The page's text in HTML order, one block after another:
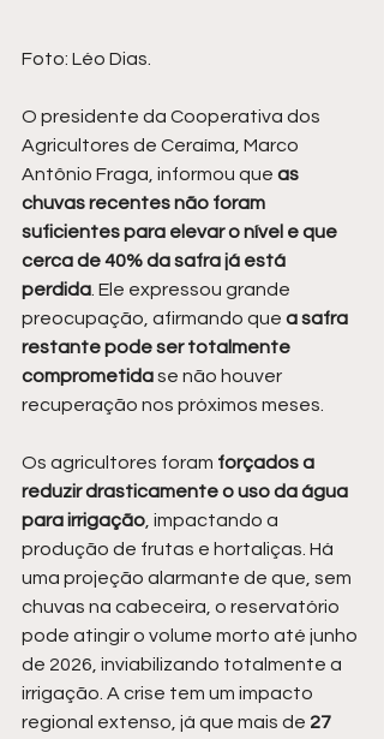
Foto: Léo Dias.
O presidente da Cooperativa dos
Agricultores de Ceraíma, Marco
Antônio Fraga, informou que as
chuvas recentes não foram
suficientes para elevar o nível e que
cerca de 40% da safra já está
perdida. Ele expressou grande
preocupação, afirmando que a safra
restante pode ser totalmente
comprometida se não houver
recuperação nos próximos meses.
Os agricultores foram forçados a
reduzir drasticamente o uso da água
para irrigação, impactando a
produção de frutas e hortaliças. Há
uma projeção alarmante de que, sem
chuvas na cabeceira, o reservatório
pode atingir o volume morto até junho
de 2026, inviabilizando totalmente a
irrigação. A crise tem um impacto
regional extenso, já que mais de 27